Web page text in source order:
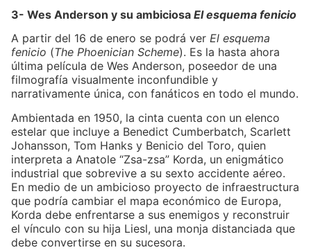
3- Wes Anderson y su ambiciosa El esquema fenicio
A partir del 16 de enero se podrá ver El esquema
fenicio (The Phoenician Scheme). Es la hasta ahora
última película de Wes Anderson, poseedor de una
filmografía visualmente inconfundible y
narrativamente única, con fanáticos en todo el mundo.
Ambientada en 1950, la cinta cuenta con un elenco
estelar que incluye a Benedict Cumberbatch, Scarlett
Johansson, Tom Hanks y Benicio del Toro, quien
interpreta a Anatole “Zsa-zsa” Korda, un enigmático
industrial que sobrevive a su sexto accidente aéreo.
En medio de un ambicioso proyecto de infraestructura
que podría cambiar el mapa económico de Europa,
Korda debe enfrentarse a sus enemigos y reconstruir
el vínculo con su hija Liesl, una monja distanciada que
debe convertirse en su sucesora.